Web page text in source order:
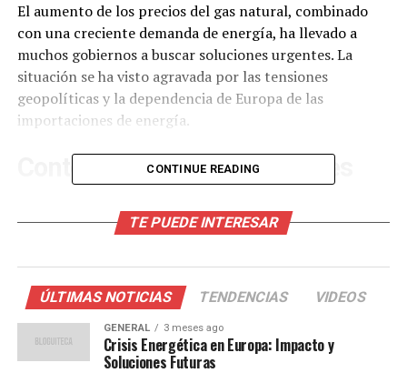
El aumento de los precios del gas natural, combinado
con una creciente demanda de energía, ha llevado a
muchos gobiernos a buscar soluciones urgentes. La
situación se ha visto agravada por las tensiones
geopolíticas y la dependencia de Europa de las
importaciones de energía.
Contexto y Desafíos Actuales
especialmente de Rusia, ha sido un tema de
principios de 2022, las sanciones y las restricciones
comerciales han complicado aún más el panorama
energético. Según la Agencia Internacional de Energía,
Europa importa aproximadamente el 40% de su gas de
Rusia.
CONTINUE READING
TE PUEDE INTERESAR
ÚLTIMAS NOTICIAS TENDENCIAS VIDEOS
GENERAL 3 meses ago
Crisis Energética en Europa: Impacto y
Soluciones Futuras